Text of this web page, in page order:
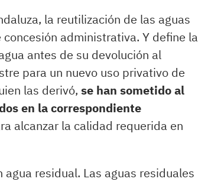
la reutilización de las aguas
administrativa. Y define la
antes de su devolución al
para un nuevo uso privativo de
las derivó, se han sometido al
en la correspondiente
alcanzar la calidad requerida en
residual. Las aguas residuales